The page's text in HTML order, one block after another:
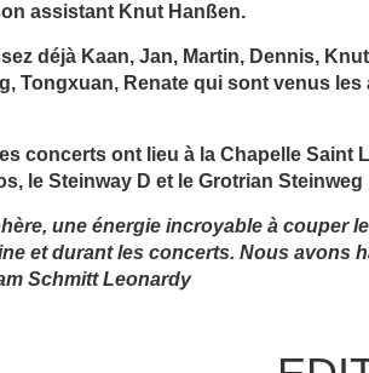
assistant Knut Hanßen.
déjà Kaan, Jan, Martin, Dennis,
Tongxuan, Renate qui sont venus les
concerts ont lieu à la Chapelle
le Steinway D et le Grotrian Steinweg
une énergie incroyable à couper
et durant les concerts. Nous avons
Schmitt Leonardy